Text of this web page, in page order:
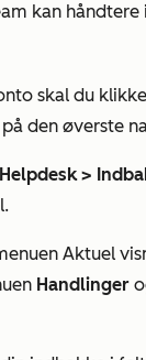
kan
skal du
på den øverste
>
Aktuel
Handlinger